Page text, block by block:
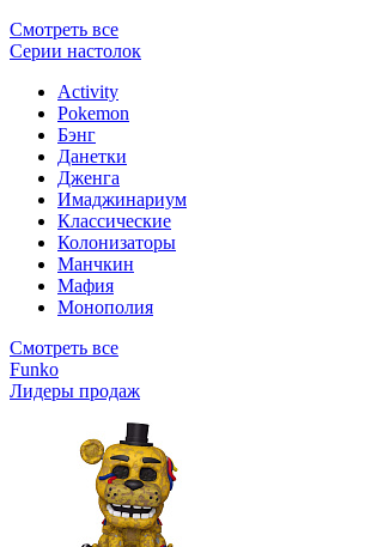
Смотреть все
Серии настолок
Activity
Pokemon
Бэнг
Данетки
Дженга
Имаджинариум
Классические
Колонизаторы
Манчкин
Мафия
Монополия
Смотреть все
Funko
Лидеры продаж